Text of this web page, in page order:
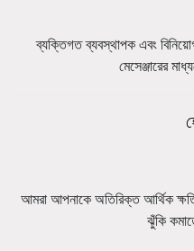
ব্যক্তিগত ব্যবস্থাপক এবং
মেসেঞ্জারের
আমরা আপনাকে অতিরিক্ত আর্থিক
ঝুঁকি